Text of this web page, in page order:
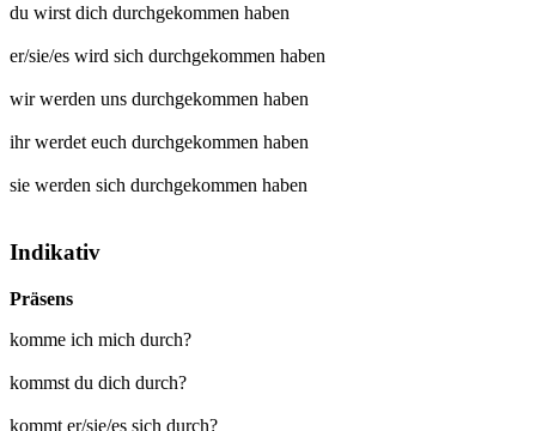
du wirst dich durchgekommen haben
er/sie/es wird sich durchgekommen haben
wir werden uns durchgekommen haben
ihr werdet euch durchgekommen haben
sie werden sich durchgekommen haben
Indikativ
Präsens
komme ich mich durch?
kommst du dich durch?
kommt er/sie/es sich durch?